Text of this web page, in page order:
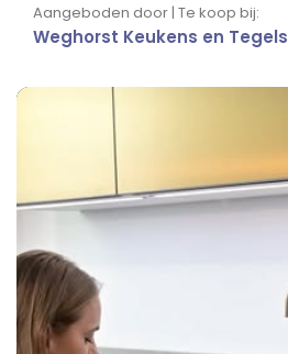
Aangeboden door | Te koop bij:
Weghorst Keukens en Tegels